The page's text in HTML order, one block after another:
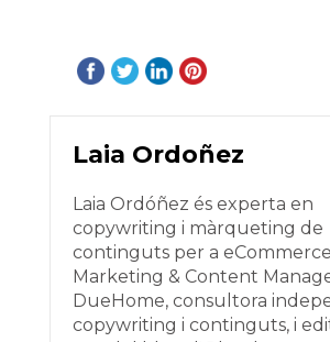
Laia Ordoñez
Laia Ordóñez és experta en
copywriting i màrqueting de
continguts per a
Marketing & Content
DueHome, consultora
copywriting i continguts, i